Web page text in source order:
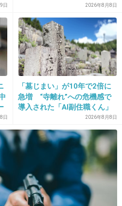
-20
ティーですね(笑)
+330 -17
て男性にだけモザイクつ
-11
日
「娘は『ママどうして』と」
限界の年子ワンオペ育児 法
廷での懺悔と声なきSOS
2026年8月8日
日
「墓じまい」が10年で2倍に
急増 “寺離れ”への危機感で
導入された「AI副住職くん」
法要予約からお説教まで24時
間対応 2万5000基が眠る
「お墓のお墓」にも変化が
2026年8月8日